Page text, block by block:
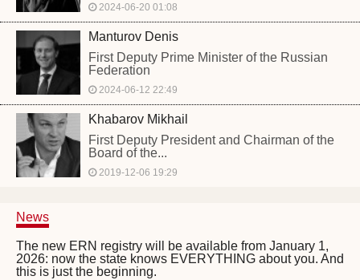
2024-06-20 01:08
Manturov Denis
First Deputy Prime Minister of the Russian
Federation
2024-06-12 22:49
Khabarov Mikhail
First Deputy President and Chairman of the
Board of the...
2019-12-06 19:29
News
The new ERN registry will be available from January 1,
2026: now the state knows EVERYTHING about you. And
this is just the beginning.